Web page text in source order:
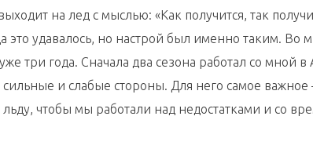
на лед с мыслью: «Как получится, так
это удавалось, но настрой был именно таким. Во
три года. Сначала два сезона работал со мной в
и слабые стороны. Для него самое важное
чтобы мы работали над недостатками и со